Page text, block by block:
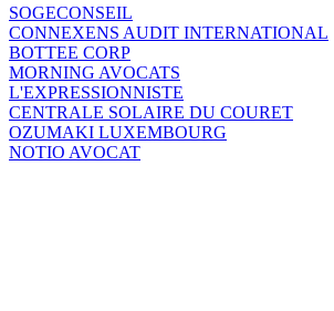
SOGECONSEIL
CONNEXENS AUDIT INTERNATIONAL
BOTTEE CORP
MORNING AVOCATS
L'EXPRESSIONNISTE
CENTRALE SOLAIRE DU COURET
OZUMAKI LUXEMBOURG
NOTIO AVOCAT